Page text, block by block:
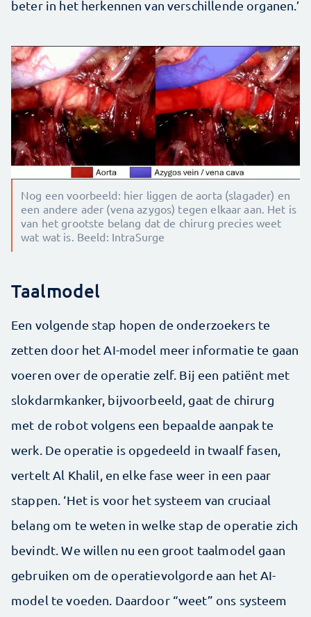
beter in het herkennen van verschillende organen.’
Nog een voorbeeld: hier liggen de aorta (slagader) en
een andere ader (vena azygos) tegen elkaar aan. Het is
van het grootste belang dat de chirurg precies weet
wat wat is. Beeld: IntraSurge
Taalmodel
Een volgende stap hopen de onderzoekers te
zetten door het AI-model meer informatie te gaan
voeren over de operatie zelf. Bij een patiënt met
slokdarmkanker, bijvoorbeeld, gaat de chirurg
met de robot volgens een bepaalde aanpak te
werk. De operatie is opgedeeld in twaalf fasen,
vertelt Al Khalil, en elke fase weer in een paar
stappen. ‘Het is voor het systeem van cruciaal
belang om te weten in welke stap de operatie zich
bevindt. We willen nu een groot taalmodel gaan
gebruiken om de operatievolgorde aan het AI-
model te voeden. Daardoor “weet” ons systeem